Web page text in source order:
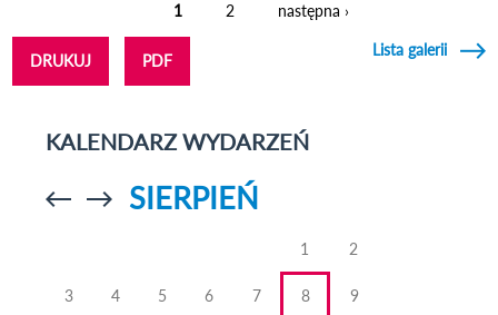
Strony
1 2 następna ›
DRUKUJ PDF
Lista galerii
KALENDARZ WYDARZEŃ
Przejdź doPrzejdź do
SIERPIEŃ
1 2
3 4 5 6 7 8 9